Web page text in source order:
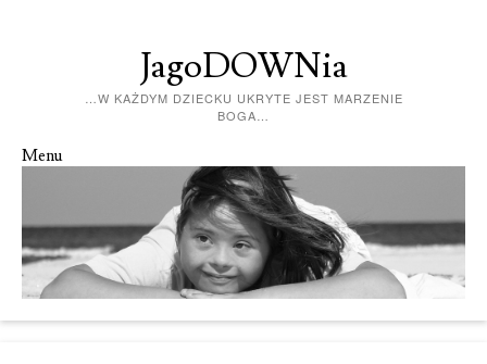
JagoDOWNia
…W KAŻDYM DZIECKU UKRYTE JEST MARZENIE
BOGA…
Menu